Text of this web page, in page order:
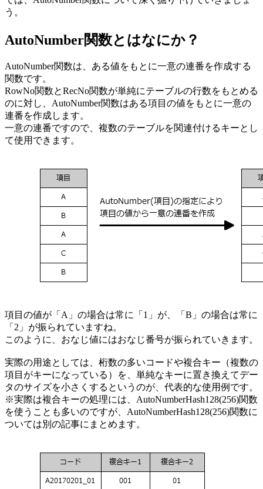
う。
AutoNumber関数とはなにか？
AutoNumber関数は、ある値をもとに一意の連番を作成する
関数です。
RowNo関数とRecNo関数が単純にテーブルの行数をもとめる
のに対し、AutoNumber関数はある項目の値をもとに一意の
連番を作成します。
一意の連番ですので、複数のテーブルを関連付けるキーとし
て使用できます。
項目の値が「A」の場合は常に「1」が、「B」の場合は常に
「2」が振られていますね。
このように、おなじ値にはおなじ番号が振られていきます。
実際の用途としては、桁数の多いコードや複合キー（複数の
項目がキーになっている）を、単純なキーに置き換えてデー
タのサイズを小さくするというのが、代表的な使用例です。
※実際は複合キーの処理には、AutoNumberHash128(256)関数
を使うことも多いのですが、AutoNumberHash128(256)関数に
ついては別の記事にまとめます。